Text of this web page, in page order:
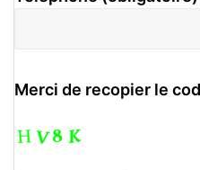
Merci de recopier le